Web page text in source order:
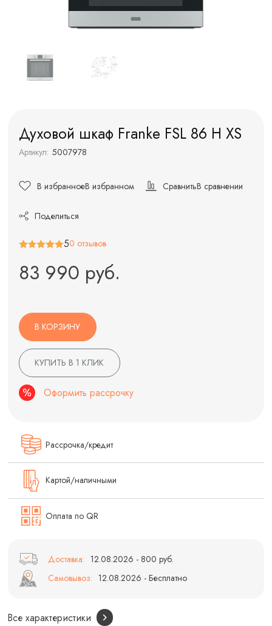
Духовой шкаф Franke FSL 86 H XS
Артикул: 5007978
В избранноеВ избранном СравнитьВ сравнении
Поделиться
50 отзывов
83 990 руб.
В КОРЗИНУ
КУПИТЬ В 1 КЛИК
Оформить рассрочку
Рассрочка/кредит
Картой/наличными
Оплата по QR
Доставка: 12.08.2026 - 800 руб.
Самовывоз: 12.08.2026 - Бесплатно
Все характеристики